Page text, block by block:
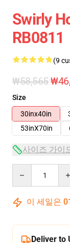
Swirly
RB0811
(9
₩58,565
Size
30inx40in
53inX70in
사이즈 가이
이 세일은
Deliver to